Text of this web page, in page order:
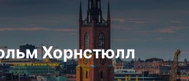
Хорнстюлл